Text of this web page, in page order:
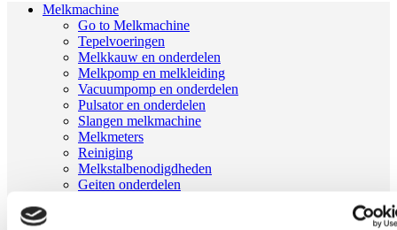
Melkmachine
Go to Melkmachine
Tepelvoeringen
Melkkauw en onderdelen
Melkpomp en melkleiding
Vacuumpomp en onderdelen
Pulsator en onderdelen
Slangen melkmachine
Melkmeters
Reiniging
Melkstalbenodigdheden
Geiten onderdelen